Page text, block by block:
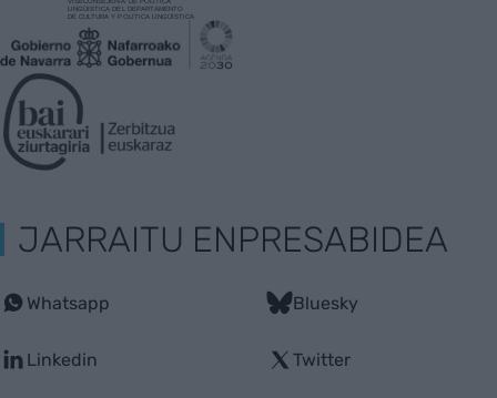
JARRAITU ENPRESABIDEA
Whatsapp
Linkedin
Bluesky
Twitter